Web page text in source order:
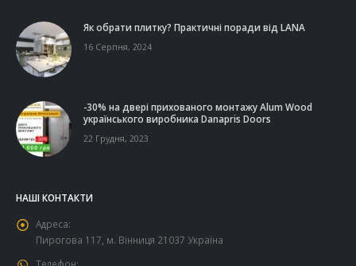
Як обрати плитку? Практичні поради від LANA
16 Серпня, 2024
-30% на двері прихованого монтажу Alum Wood
українського виробника Danapris Doors
22 Грудня, 2023
НАШІ КОНТАКТИ
Адреса:
Пирогова 117, м. Вінниця 21037 Україна